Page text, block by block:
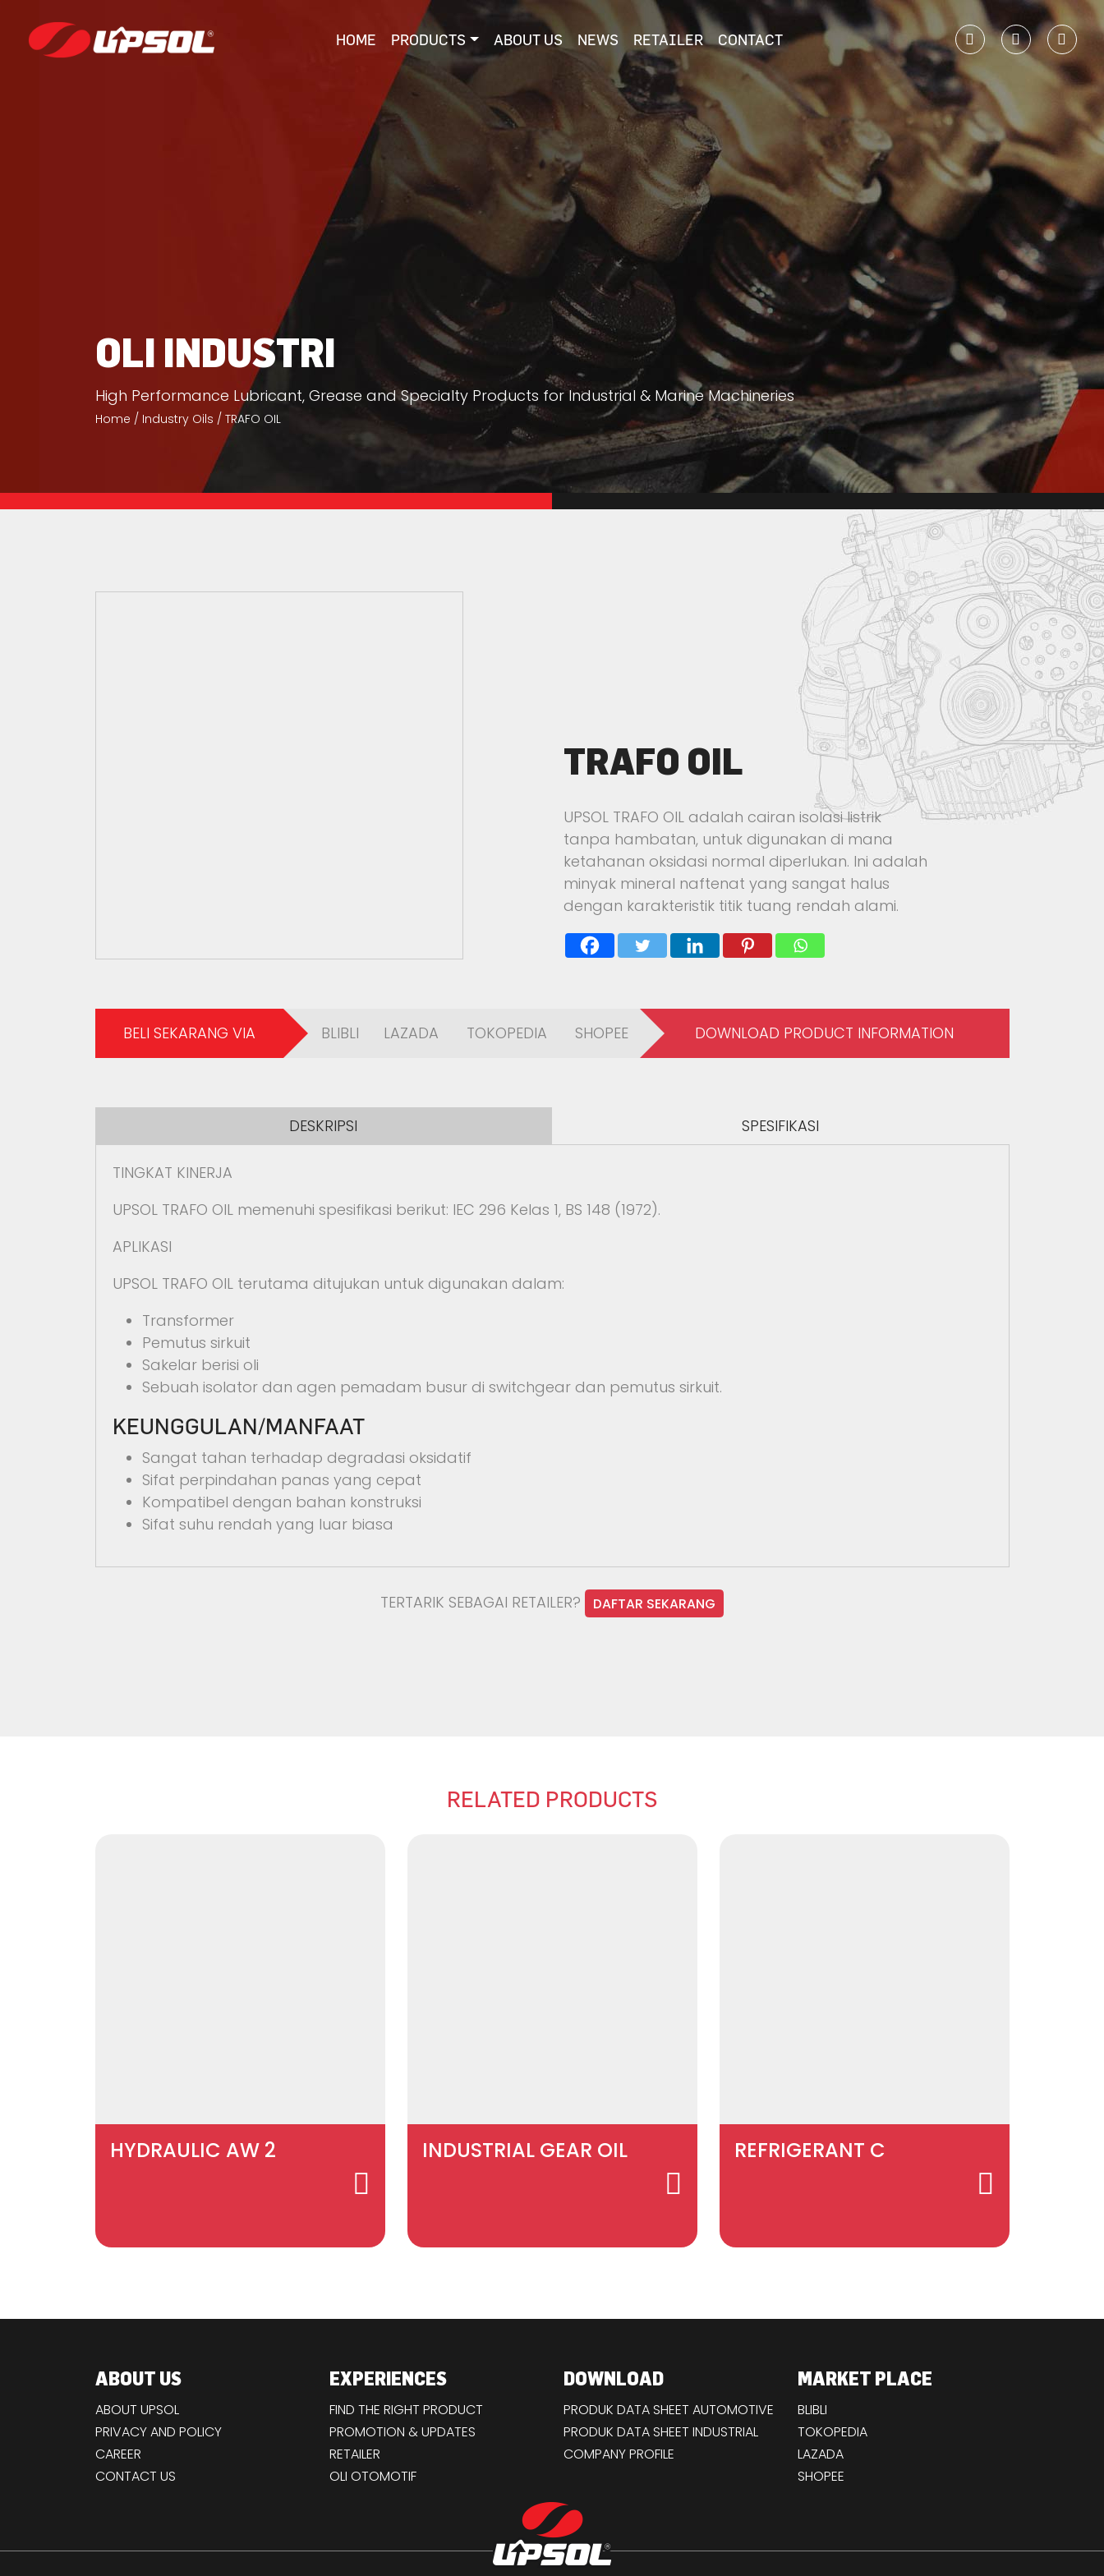
HOME PRODUCTS ABOUT US NEWS RETAILER CONTACT
OLI INDUSTRI
High Performance Lubricant, Grease and Specialty Products for Industrial & Marine Machineries
Home Industry Oils TRAFO OIL
TRAFO OIL
UPSOL TRAFO OIL adalah cairan isolasi listrik
tanpa hambatan, untuk digunakan di mana
ketahanan oksidasi normal diperlukan. Ini adalah
minyak mineral naftenat yang sangat halus
dengan karakteristik titik tuang rendah alami.
BELI SEKARANG VIA BLIBLI LAZADA TOKOPEDIA SHOPEE DOWNLOAD PRODUCT INFORMATION
DESKRIPSI SPESIFIKASI
TINGKAT KINERJA
UPSOL TRAFO OIL memenuhi spesifikasi berikut: IEC 296 Kelas 1, BS 148 (1972).
APLIKASI
UPSOL TRAFO OIL terutama ditujukan untuk digunakan dalam:
Transformer
Pemutus sirkuit
Sakelar berisi oli
Sebuah isolator dan agen pemadam busur di switchgear dan pemutus sirkuit.
KEUNGGULAN/MANFAAT
Sangat tahan terhadap degradasi oksidatif
Sifat perpindahan panas yang cepat
Kompatibel dengan bahan konstruksi
Sifat suhu rendah yang luar biasa
TERTARIK SEBAGAI RETAILER? DAFTAR SEKARANG
RELATED PRODUCTS
HYDRAULIC AW 2 INDUSTRIAL GEAR OIL REFRIGERANT C
ABOUT US
ABOUT UPSOL
PRIVACY AND POLICY
CAREER
CONTACT US
EXPERIENCES
FIND THE RIGHT PRODUCT
PROMOTION & UPDATES
RETAILER
OLI OTOMOTIF
DOWNLOAD
PRODUK DATA SHEET AUTOMOTIVE
PRODUK DATA SHEET INDUSTRIAL
COMPANY PROFILE
MARKET PLACE
BLIBLI
TOKOPEDIA
LAZADA
SHOPEE